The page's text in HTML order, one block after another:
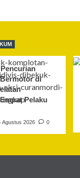
di
Pelaku
Agustus 2026 0